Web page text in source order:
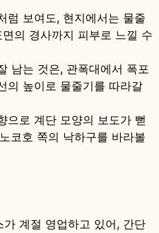
럼 보여도, 현지에서는 물줄
의 경사까지 피부로 느낄 수
남는 것은, 관폭대에서 폭포
의 높이로 물줄기를 따라갈
으로 계단 모양의 보도가 뻗
코호 쪽의 낙하구를 바라볼
계절 영업하고 있어, 간단